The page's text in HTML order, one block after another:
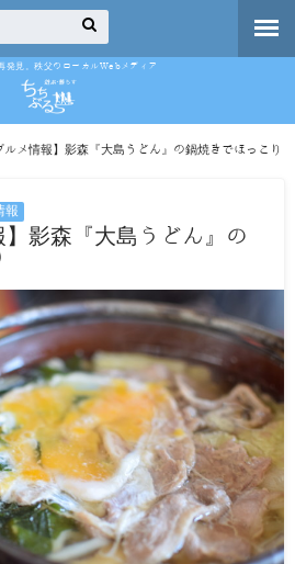
発見。秩父のローカルWebメディア
ルメ情報】影森『大島うどん』の鍋焼きでほっこり
報
】影森『大島うどん』の